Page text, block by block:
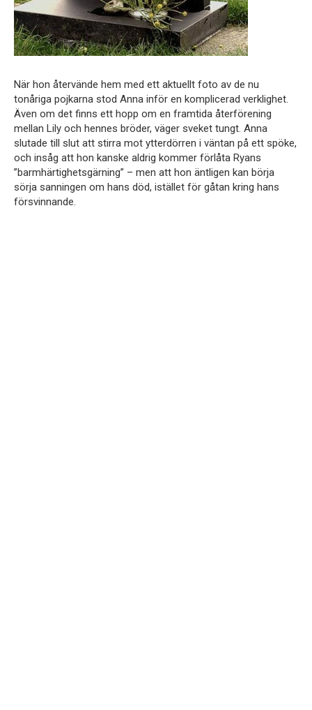
När hon återvände hem med ett aktuellt foto av de nu
tonåriga pojkarna stod Anna inför en komplicerad verklighet.
Även om det finns ett hopp om en framtida återförening
mellan Lily och hennes bröder, väger sveket tungt. Anna
slutade till slut att stirra mot ytterdörren i väntan på ett spöke,
och insåg att hon kanske aldrig kommer förlåta Ryans
”barmhärtighetsgärning” – men att hon äntligen kan börja
sörja sanningen om hans död, istället för gåtan kring hans
försvinnande.